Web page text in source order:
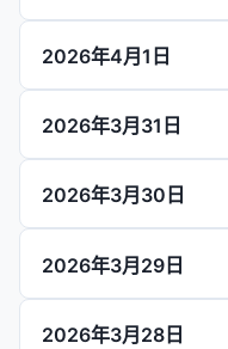
2026年4月1日
2026年3月31日
2026年3月30日
2026年3月29日
2026年3月28日